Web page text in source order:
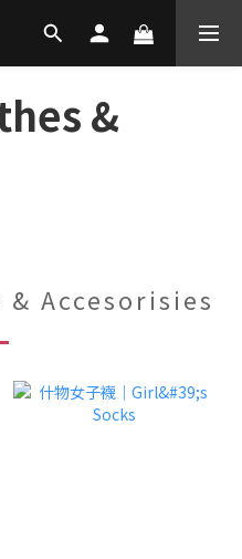
&
& Accesorisies